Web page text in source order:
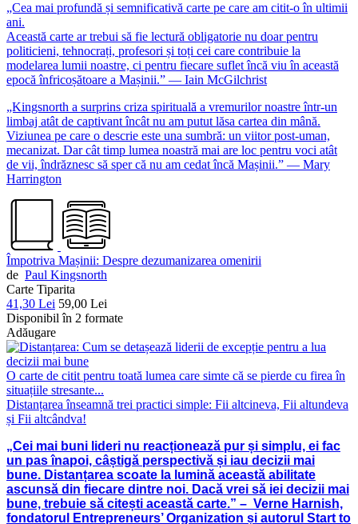
„Cea mai profundă și semnificativă carte pe care am citit-o în ultimii
ani.
Această carte ar trebui să fie lectură obligatorie nu doar pentru
politicieni, tehnocrați, profesori și toți cei care contribuie la
modelarea lumii noastre, ci pentru fiecare suflet încă viu în această
epocă înfricoșătoare a Mașinii.” — Iain McGilchrist
„Kingsnorth a surprins criza spirituală a vremurilor noastre într-un
limbaj atât de captivant încât nu am putut lăsa cartea din mână.
Viziunea pe care o descrie este una sumbră: un viitor post-uman,
mecanizat. Dar cât timp lumea noastră mai are loc pentru voci atât
de vii, îndrăznesc să sper că nu am cedat încă Mașinii.” — Mary
Harrington
Împotriva Mașinii: Despre dezumanizarea omenirii
de Paul Kingsnorth
Carte Tiparita
41,30 Lei 59,00 Lei
Disponibil în 2 formate
Adăugare
O carte de citit pentru toată lumea care simte că se pierde cu firea în
situațiile stresante...
Distanțarea înseamnă trei practici simple: Fii altcineva, Fii altundeva
și Fii altcândva!
„Cei mai buni lideri nu reacționează pur și simplu, ei fac
un pas înapoi, câștigă perspectivă și iau decizii mai
bune. Distanțarea scoate la lumină această abilitate
ascunsă din fiecare dintre noi. Dacă vrei să iei decizii mai
bune, trebuie să citești această carte.” – Verne Harnish,
fondatorul Entrepreneurs’ Organization și autorul Start to